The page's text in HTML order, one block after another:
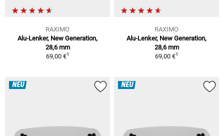
RAXIMO
Alu-Lenker, New Generation,
28,6 mm
69,00 €1
RAXIMO
Alu-Lenker, New Generation,
28,6 mm
69,00 €1
NEU NEU